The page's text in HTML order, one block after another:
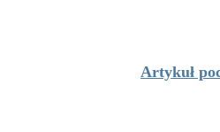
Artykuł